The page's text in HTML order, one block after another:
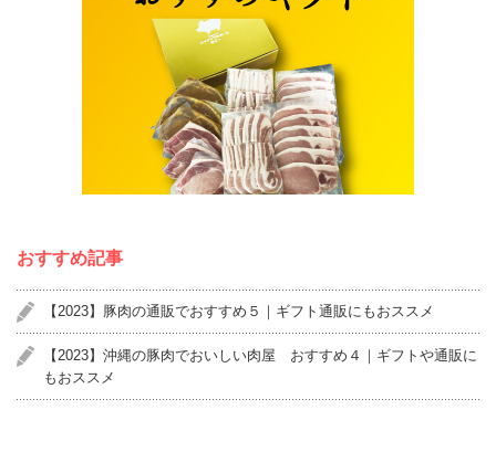
おすすめ記事
【2023】豚肉の通販でおすすめ５｜ギフト通販にもおススメ
【2023】沖縄の豚肉でおいしい肉屋 おすすめ４｜ギフトや通販に
もおススメ